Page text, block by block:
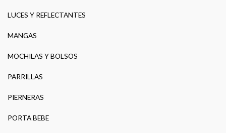
LUCES Y REFLECTANTES
MANGAS
MOCHILAS Y BOLSOS
PARRILLAS
PIERNERAS
PORTA BEBE